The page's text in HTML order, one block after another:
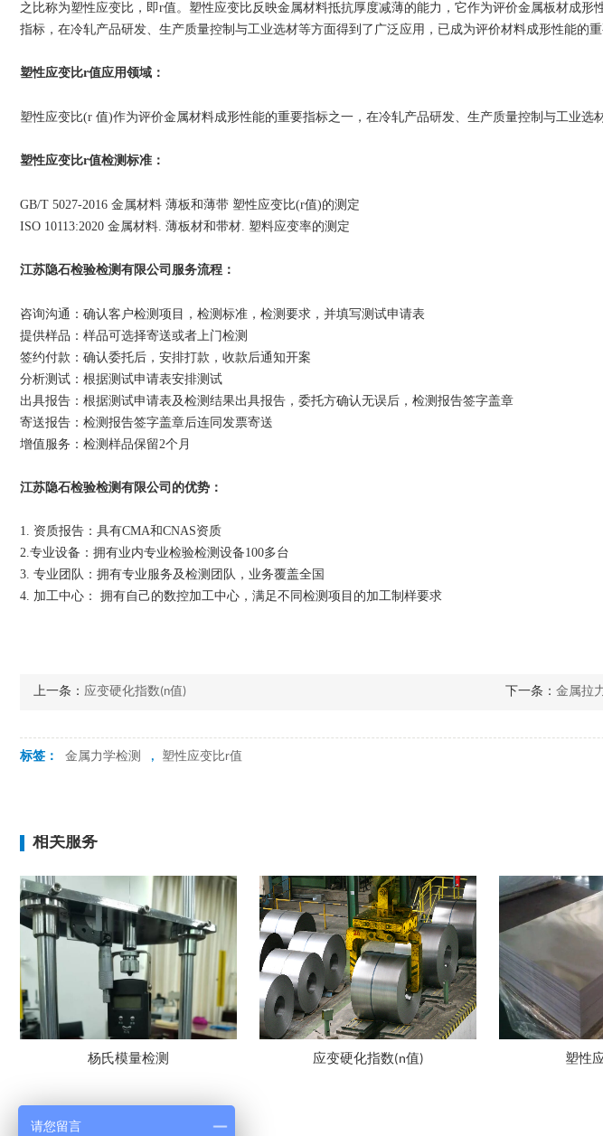
之比称为塑性应变比，即r值。塑性应变比反映金属材料抵抗厚度减薄的能力，它作为评价金属板材成
指标，在冷轧产品研发、生产质量控制与工业选材等方面得到了广泛应用，已成为评价材料成形性能的
塑性应变比r值应用领域 ：
塑性应变比(r 值)作为评价金属材料成形性能的重要指标之一，在冷轧产品研发、生产质量控制与工业选
塑性应变比r值检测标准 ：
GB/T 5027-2016 金属材料 薄板和薄带 塑性应变比(r值)的测定
ISO 10113:2020 金属材料. 薄板材和带材. 塑料应变率的测定
江苏隐石检验检测有限公司 服务流程 ：
咨询沟通：确认客户检测项目，检测标准，检测要求，并填写测试申请表
提供样品：样品可选择寄送或者上门检测
签约付款：确认委托后，安排打款，收款后通知开案
分析测试：根据测试申请表安排测试
出具报告：根据测试申请表及检测结果出具报告，委托方确认无误后，检测报告签字盖章
寄送报告：检测报告签字盖章后连同发票寄送
增值服务：检测样品保留2个月
江苏隐石检验检测有限公司的优势：
1. 资质报告：具有CMA和CNAS资质
2.专业设备：拥有业内专业检验检测设备100多台
3. 专业团队：拥有专业服务及检测团队，业务覆盖全国
4. 加工中心： 拥有自己的数控加工中心，满足不同检测项目的加工制样要求
上一条： 应变硬化指数(n值) 下一条： 金属拉
标签： 金属力学检测 , 塑性应变比r值
相关服务
杨氏模量检测 应变硬化指数(n值) 塑性
请您留言